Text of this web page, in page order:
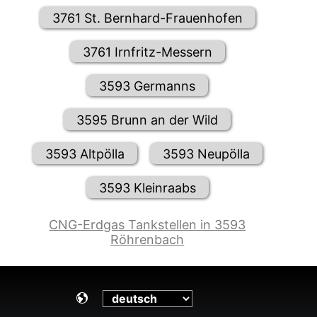
3761 St. Bernhard-Frauenhofen
3761 Irnfritz-Messern
3593 Germanns
3595 Brunn an der Wild
3593 Altpölla 3593 Neupölla
3593 Kleinraabs
CNG-Erdgas Tankstellen in 3593
Röhrenbach